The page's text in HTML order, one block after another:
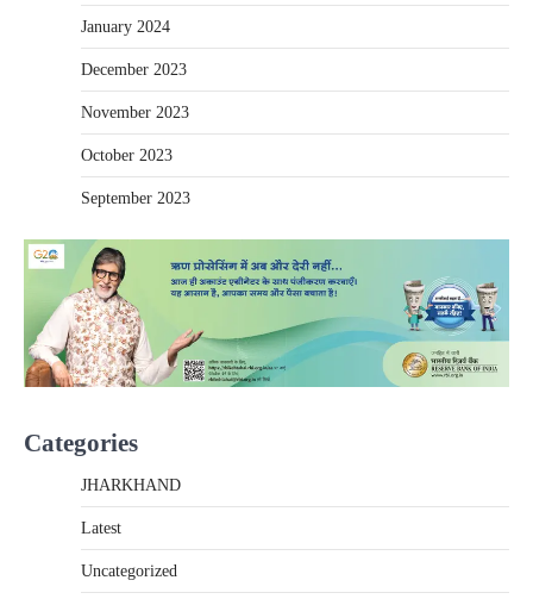
January 2024
December 2023
November 2023
October 2023
September 2023
Categories
JHARKHAND
Latest
Uncategorized